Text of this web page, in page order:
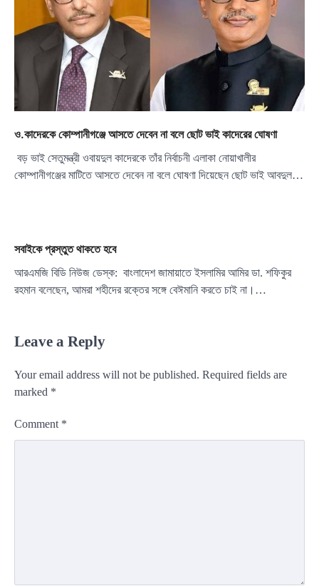
ও.কাদেরকে কোম্পানীগঞ্জে আসতে দেবেন না বলে ছোট ভাই কাদেরের ঘোষণা
বড় ভাই সেতুমন্ত্রী ওবায়দুল কাদেরকে তাঁর নির্বাচনী এলাকা নোয়াখালীর
কোম্পানীগঞ্জের মাটিতে আসতে দেবেন না বলে ঘোষণা দিয়েছেন ছোট ভাই আবদুল…
সবাইকে প্রস্তুত থাকতে হবে
আরএমজি বিডি নিউজ ডেস্ক: বাংলাদেশ জামায়াতে ইসলামির আমির ডা. শফিকুর
রহমান বলেছেন, আমরা শহীদের রক্তের সঙ্গে বেঈমানি করতে চাই না।…
Leave a Reply
Your email address will not be published. Required fields are
marked *
Comment *